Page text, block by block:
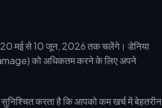
20 मई से 10 जून, 2026 तक चलेंगे। डेनिया
को अधिकतम करने के लिए अपने
करता है कि आपको कम खर्च में बेहतरीन